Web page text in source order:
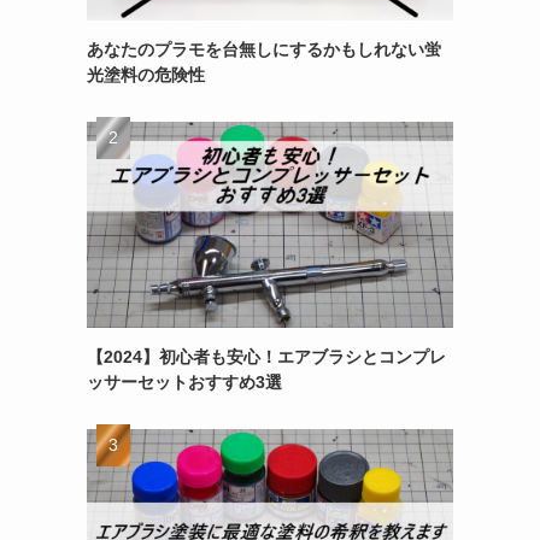
あなたのプラモを台無しにするかもしれない蛍
光塗料の危険性
【2024】初心者も安心！エアブラシとコンプレ
ッサーセットおすすめ3選